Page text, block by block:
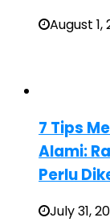
August 1,
7 Tips
Alami:
Perlu
July 31,